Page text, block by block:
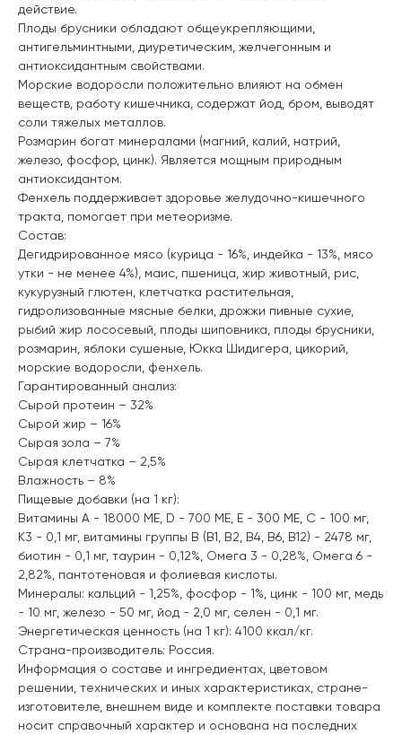
действие.
Плоды брусники обладают общеукрепляющими,
антигельминтными, диуретическим, желчегонным и
антиоксидантным свойствами.
Морские водоросли положительно влияют на обмен
веществ, работу кишечника, содержат йод, бром, выводят
соли тяжелых металлов.
Розмарин богат минералами (магний, калий, натрий,
железо, фосфор, цинк). Является мощным природным
антиоксидантом.
Фенхель поддерживает здоровье желудочно-кишечного
тракта, помогает при метеоризме.
Состав:
Дегидрированное мясо (курица - 16%, индейка - 13%, мясо
утки - не менее 4%), маис, пшеница, жир животный, рис,
кукурузный глютен, клетчатка растительная,
гидролизованные мясные белки, дрожжи пивные сухие,
рыбий жир лососевый, плоды шиповника, плоды брусники,
розмарин, яблоки сушеные, Юкка Шидигера, цикорий,
морские водоросли, фенхель.
Гарантированный анализ:
Сырой протеин – 32%
Сырой жир – 16%
Сырая зола – 7%
Сырая клетчатка – 2,5%
Влажность – 8%
Пищевые добавки (на 1 кг):
Витамины A - 18000 ME, D - 700 ME, E - 300 ME, C - 100 мг,
K3 - 0,1 мг, витамины группы B (B1, B2, B4, B6, B12) - 2478 мг,
биотин - 0,1 мг, таурин - 0,12%, Омега 3 - 0,28%, Омега 6 -
2,82%, пантотеновая и фолиевая кислоты.
Минералы: кальций - 1,25%, фосфор - 1%, цинк - 100 мг, медь
- 10 мг, железо - 50 мг, йод - 2,0 мг, селен - 0,1 мг.
Энергетическая ценность (на 1 кг): 4100 ккал/кг.
Страна-производитель: Россия.
Информация о составе и ингредиентах, цветовом
решении, технических и иных характеристиках, стране-
изготовителе, внешнем виде и комплекте поставки товара
носит справочный характер и основана на последних